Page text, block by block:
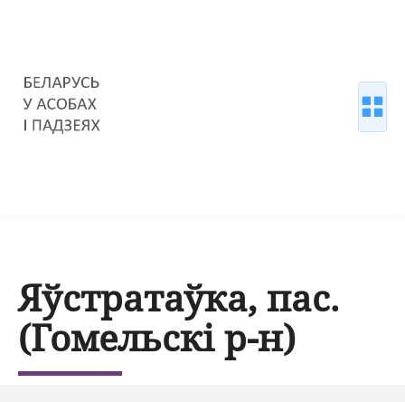
Яўстратаўка, пас.
(Гомельскі р-н)